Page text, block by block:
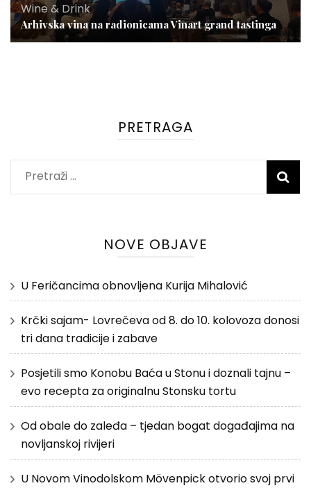
Wine & Drink
Arhivska vina na radionicama Vinart grand tastinga
PRETRAGA
Pretraži:
NOVE OBJAVE
U Feričancima obnovljena Kurija Mihalović
Krčki sajam- Lovrečeva od 8. do 10. kolovoza donosi
tri dana tradicije i zabave
Posjetili smo Konobu Baća u Stonu i doznali tajnu –
evo recepta za originalnu Stonsku tortu
Od obale do zaleđa – tjedan bogat događajima na
novljanskoj rivijeri
U Novom Vinodolskom Mövenpick otvorio svoj prvi